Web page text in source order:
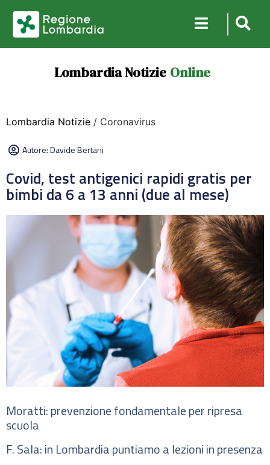
Lombardia Notizie Online
Lombardia Notizie / Coronavirus
Autore:Davide Bertani
Covid, test antigenici rapidi gratis per
bimbi da 6 a 13 anni (due al mese)
Moratti: prevenzione fondamentale per ripresa
scuola
F. Sala: in Lombardia puntiamo a lezioni in presenza